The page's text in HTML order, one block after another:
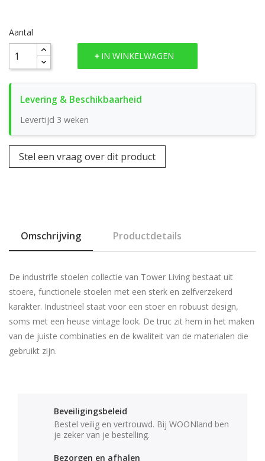
Aantal
IN WINKELWAGEN
Levertijd 3 weken
Stel een vraag over dit product
Omschrijving Productdetails
De industri‘le stoelen collectie van Tower Living bestaat uit
stoere, functionele stoelen met een sterk en zelfverzekerd
karakter. Industrieel staat voor een stoer en robuust design,
soms met een heuse vintage look. De truc zit hem in het maken
van de juiste combinaties en de kwaliteit van de materialen die
gebruikt zijn.
Beveiligingsbeleid
Bestel veilig en vertrouwd. Bij WOONland ben
je zeker van je bestelling.
Bezorgen en afhalen